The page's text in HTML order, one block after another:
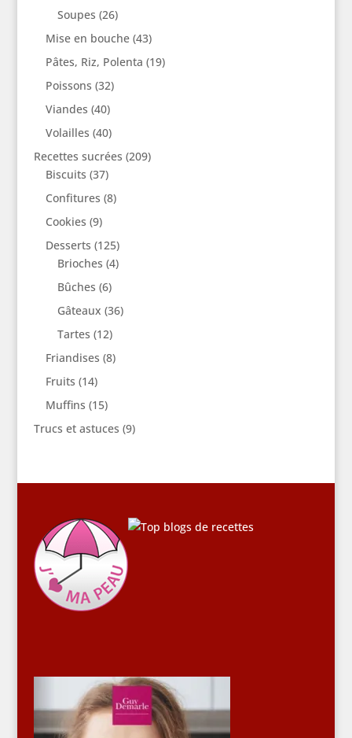
Soupes (26)
Mise en bouche(43)
Pâtes, Riz, Polenta (19)
Poissons (32)
Viandes (40)
Volailles (40)
Recettes sucrées (209)
Biscuits (37)
Confitures (8)
Cookies (9)
Desserts (125)
Brioches (4)
Bûches (6)
Gâteaux (36)
Tartes (12)
Friandises (8)
Fruits (14)
Muffins (15)
Trucs et astuces (9)